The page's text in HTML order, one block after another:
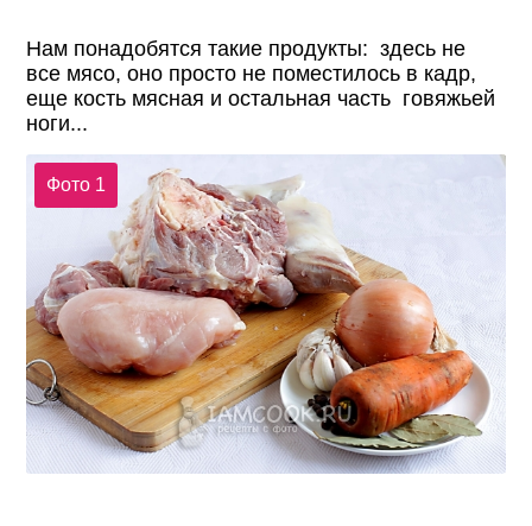
Нам понадобятся такие продукты: здесь не
все мясо, оно просто не поместилось в кадр,
еще кость мясная и остальная часть говяжьей
ноги...
Фото 1